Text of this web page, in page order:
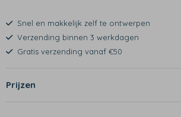
Snel en makkelijk zelf te ontwerpen
Verzending binnen 3 werkdagen
Gratis verzending vanaf €50
Prijzen